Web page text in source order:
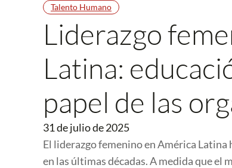
Talento Humano
Liderazgo
Latina:
papel de las
31 de julio de 2025
El liderazgo femenino en América
en las últimas décadas. A medida que el